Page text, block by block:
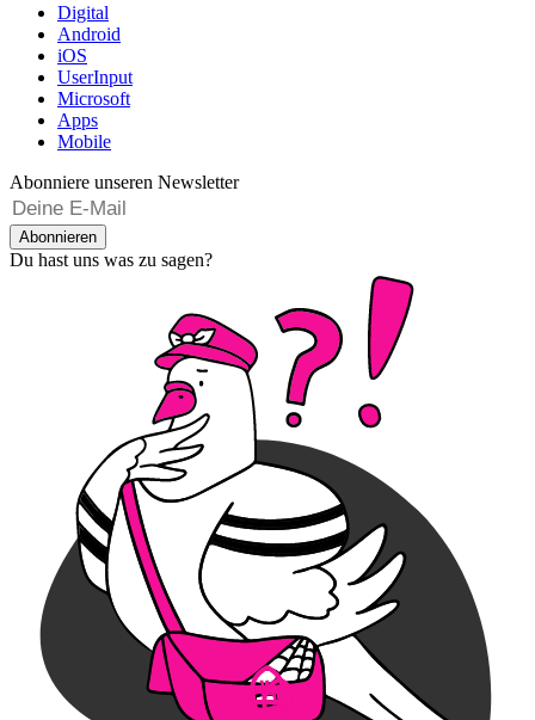
Digital
Android
iOS
UserInput
Microsoft
Apps
Mobile
Abonniere unseren Newsletter
Abonnieren
Du hast uns was zu sagen?